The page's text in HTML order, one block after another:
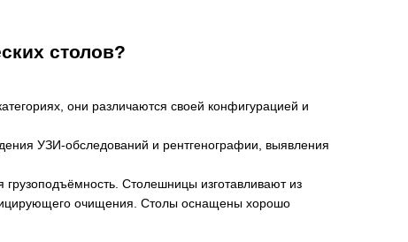
столов?
они различаются своей конфигурацией и
УЗИ-обследований и рентгенографии, выявления
Столешницы изготавливают из
очищения. Столы оснащены хорошо